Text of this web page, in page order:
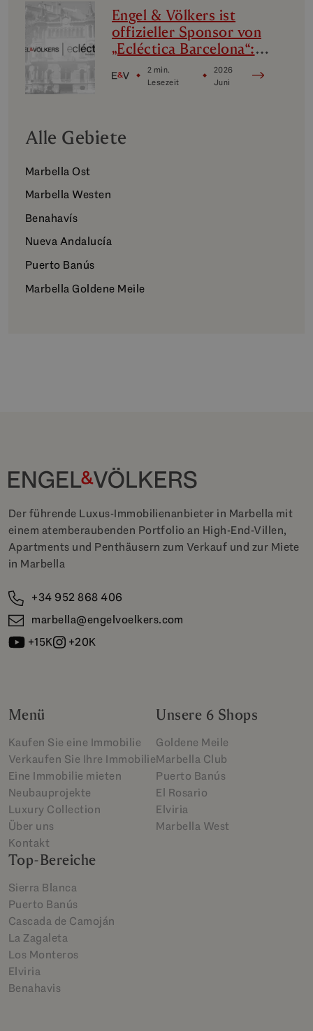
Engel & Völkers ist
offizieller Sponsor von
„Ecléctica Barcelona“:
Design, Avantgarde und
Kultur
2 min.
Lesezeit
2026
Juni
Alle Gebiete
Marbella Ost
Marbella Westen
Benahavís
Nueva Andalucía
Puerto Banús
Marbella Goldene Meile
Der führende Luxus-Immobilienanbieter in Marbella mit
einem atemberaubenden Portfolio an High-End-Villen,
Apartments und Penthäusern zum Verkauf und zur Miete
in Marbella
+34 952 868 406
marbella@engelvoelkers.com
+15K
+20K
Menü
Kaufen Sie eine Immobilie
Verkaufen Sie Ihre Immobilie
Eine Immobilie mieten
Neubauprojekte
Luxury Collection
Über uns
Kontakt
Unsere 6 Shops
Goldene Meile
Marbella Club
Puerto Banús
El Rosario
Elviria
Marbella West
Top-Bereiche
Sierra Blanca
Puerto Banús
Cascada de Camoján
La Zagaleta
Los Monteros
Elviria
Benahavis